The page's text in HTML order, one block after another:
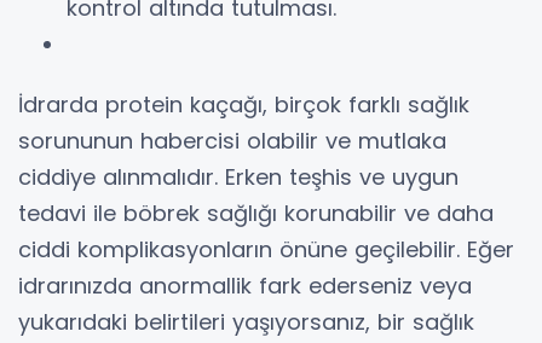
kontrol altında tutulması.
İdrarda protein kaçağı, birçok farklı sağlık
sorununun habercisi olabilir ve mutlaka
ciddiye alınmalıdır. Erken teşhis ve uygun
tedavi ile böbrek sağlığı korunabilir ve daha
ciddi komplikasyonların önüne geçilebilir. Eğer
idrarınızda anormallik fark ederseniz veya
yukarıdaki belirtileri yaşıyorsanız, bir sağlık